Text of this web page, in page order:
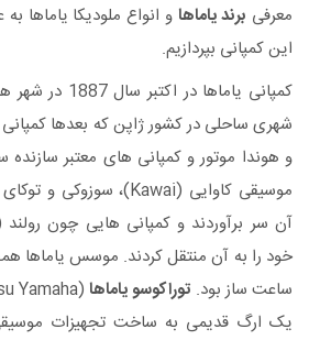
معرفی برند یاماها و انواع ملودیکا یاماها
این کمپانی بپردازیم.
کمپانی یاماها
شهری ساحلی در کشور ژاپن که بعدها
و هوندا موتور و کمپانی های معتبر سازنده
خود را به آن منتقل کردند. موسس یاماها
ساعت ساز بود. توراکوسو یاماها
یک ارگ قدیمی به ساخت تجهیزات